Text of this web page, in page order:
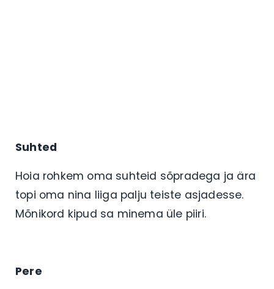
Suhted
Hoia rohkem oma suhteid sõpradega ja ära
topi oma nina liiga palju teiste asjadesse.
Mõnikord kipud sa minema üle piiri.
Pere